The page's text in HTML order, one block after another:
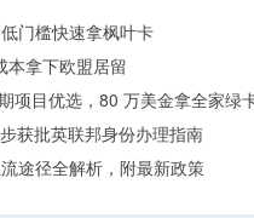
门槛快速拿枫叶卡
本拿下欧盟居留
项目优选，80 万美金拿全家绿
获批英联邦身份办理指南
途径全解析，附最新政策